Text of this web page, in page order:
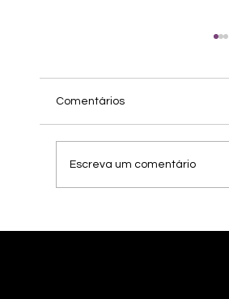
Comentários
Escreva um comentário